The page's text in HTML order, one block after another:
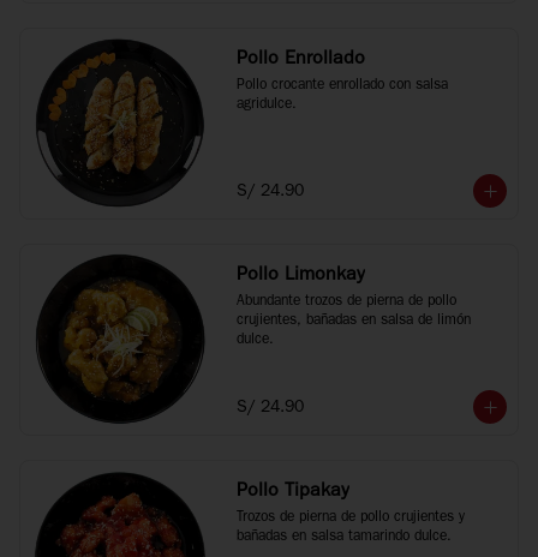
Pollo Enrollado
Pollo crocante enrollado con salsa
agridulce.
S/ 24.90
Pollo Limonkay
Abundante trozos de pierna de pollo
crujientes, bañadas en salsa de limón
dulce.
S/ 24.90
Pollo Tipakay
Trozos de pierna de pollo crujientes y
bañadas en salsa tamarindo dulce.